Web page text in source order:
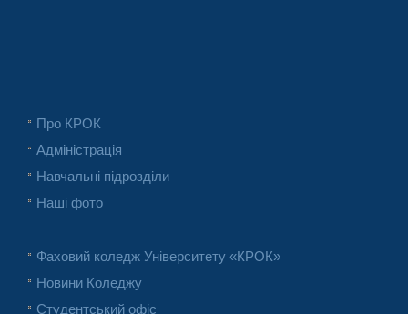
Про КРОК
Адміністрація
Навчальні підрозділи
Наші фото
Фаховий коледж Університету «КРОК»
Новини Коледжу
Студентський офіс